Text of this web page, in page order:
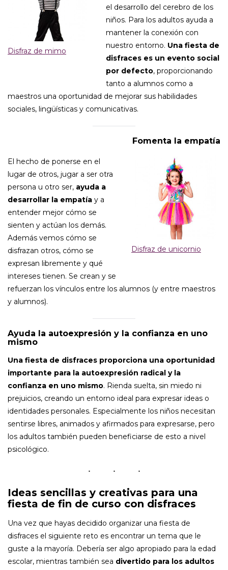
Disfraz de mimo
el desarrollo del cerebro de los
niños. Para los adultos ayuda a
mantener la conexión con
nuestro entorno. Una fiesta de
disfraces es un evento social
por defecto, proporcionando
tanto a alumnos como a
maestros una oportunidad de mejorar sus habilidades
sociales, lingüísticas y comunicativas.
Fomenta la empatía
Disfraz de unicornio
El hecho de ponerse en el
lugar de otros, jugar a ser otra
persona u otro ser, ayuda a
desarrollar la empatía y a
entender mejor cómo se
sienten y actúan los demás.
Además vemos cómo se
disfrazan otros, cómo se
expresan libremente y qué
intereses tienen. Se crean y se
refuerzan los vínculos entre los alumnos (y entre maestros
y alumnos).
Ayuda la autoexpresión y la confianza en uno
mismo
Una fiesta de disfraces proporciona una oportunidad
importante para la autoexpresión radical y la
confianza en uno mismo. Rienda suelta, sin miedo ni
prejuicios, creando un entorno ideal para expresar ideas o
identidades personales. Especialmente los niños necesitan
sentirse libres, animados y afirmados para expresarse, pero
los adultos también pueden beneficiarse de esto a nivel
psicológico.
Ideas sencillas y creativas para una
fiesta de fin de curso con disfraces
Una vez que hayas decidido organizar una fiesta de
disfraces el siguiente reto es encontrar un tema que le
guste a la mayoría. Debería ser algo apropiado para la edad
escolar, mientras también sea divertido para los adultos